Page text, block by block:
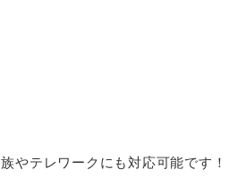
やテレワークにも対応可能です！